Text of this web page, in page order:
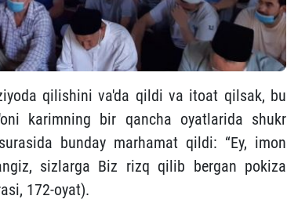
qilishini va'da qildi va itoat qilsak, bu
karimning bir qancha oyatlarida shukr
bunday marhamat qildi: “Ey, imon
sizlarga Biz rizq qilib bergan pokiza
172-oyat).